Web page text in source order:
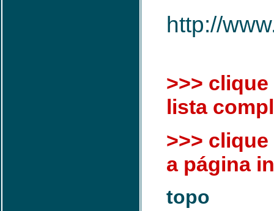
http://
>>>
lista
>>>
a página
topo